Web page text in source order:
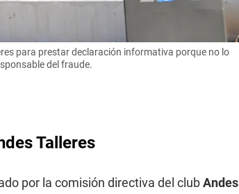
para prestar declaración informativa porque no lo
del fraude.
Talleres
por la comisión directiva del clubAndes